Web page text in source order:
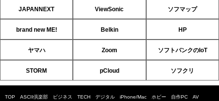
JAPANNEXT ViewSonic ソフマップ
brand new ME! Belkin HP
ヤマハ Zoom ソフトバンクのIoT
STORM pCloud ソフクリ
TOP ASCII倶楽部 ビジネス TECH デジタル iPhone/Mac ホビー 自作PC AV